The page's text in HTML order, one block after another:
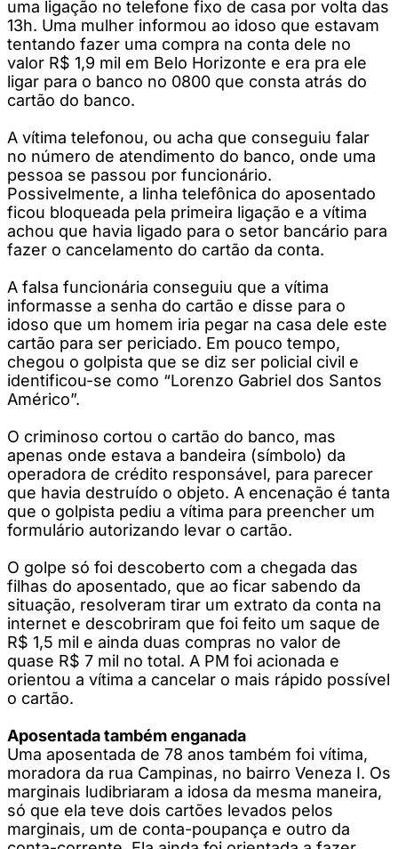
uma ligação no telefone fixo de casa por volta das
13h. Uma mulher informou ao idoso que estavam
tentando fazer uma compra na conta dele no
valor R$ 1,9 mil em Belo Horizonte e era pra ele
ligar para o banco no 0800 que consta atrás do
cartão do banco.
A vítima telefonou, ou acha que conseguiu falar
no número de atendimento do banco, onde uma
pessoa se passou por funcionário.
Possivelmente, a linha telefônica do aposentado
ficou bloqueada pela primeira ligação e a vítima
achou que havia ligado para o setor bancário para
fazer o cancelamento do cartão da conta.
A falsa funcionária conseguiu que a vítima
informasse a senha do cartão e disse para o
idoso que um homem iria pegar na casa dele este
cartão para ser periciado. Em pouco tempo,
chegou o golpista que se diz ser policial civil e
identificou-se como “Lorenzo Gabriel dos Santos
Américo”.
O criminoso cortou o cartão do banco, mas
apenas onde estava a bandeira (símbolo) da
operadora de crédito responsável, para parecer
que havia destruído o objeto. A encenação é tanta
que o golpista pediu a vítima para preencher um
formulário autorizando levar o cartão.
O golpe só foi descoberto com a chegada das
filhas do aposentado, que ao ficar sabendo da
situação, resolveram tirar um extrato da conta na
internet e descobriram que foi feito um saque de
R$ 1,5 mil e ainda duas compras no valor de
quase R$ 7 mil no total. A PM foi acionada e
orientou a vítima a cancelar o mais rápido possível
o cartão.
Aposentada também enganada
Uma aposentada de 78 anos também foi vítima,
moradora da rua Campinas, no bairro Veneza I. Os
marginais ludibriaram a idosa da mesma maneira,
só que ela teve dois cartões levados pelos
marginais, um de conta-poupança e outro da